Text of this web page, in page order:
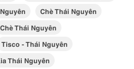
Chè Thái Nguyên
Chè Thái Nguyên
Tisco - Thái Nguyên
Thái Nguyên